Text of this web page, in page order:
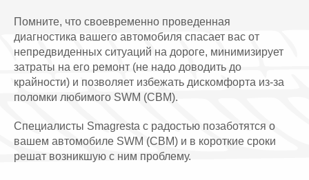
Помните, что своевременно проведенная
диагностика вашего автомобиля спасает вас от
непредвиденных ситуаций на дороге, минимизирует
затраты на его ремонт (не надо доводить до
крайности) и позволяет избежать дискомфорта из-за
поломки любимого SWM (СВМ).
Специалисты Smagresta с радостью позаботятся о
вашем автомобиле SWM (СВМ) и в короткие сроки
решат возникшую с ним проблему.